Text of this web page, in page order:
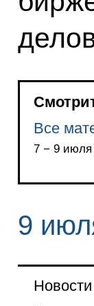
Все
7 − 9 июля
9
Новости